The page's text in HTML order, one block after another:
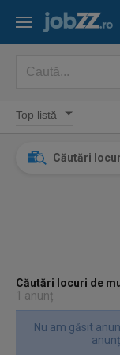
Căutări
Căutări locuri de
1 anunț
Nu am găsit